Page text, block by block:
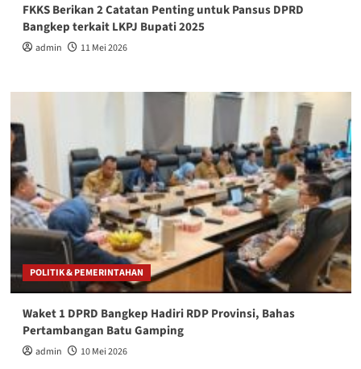
FKKS Berikan 2 Catatan Penting untuk Pansus DPRD
Bangkep terkait LKPJ Bupati 2025
admin 11 Mei 2026
POLITIK & PEMERINTAHAN
Waket 1 DPRD Bangkep Hadiri RDP Provinsi, Bahas
Pertambangan Batu Gamping
admin 10 Mei 2026